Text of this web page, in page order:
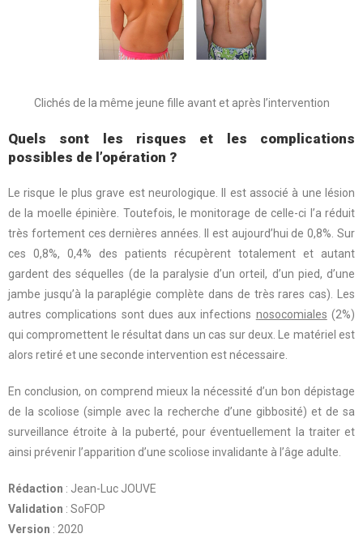
Clichés de la même jeune fille avant et après l’intervention
Quels sont les risques et les complications
possibles de l’opération ?
Le risque le plus grave est neurologique. Il est associé à une lésion
de la moelle épinière. Toutefois, le monitorage de celle-ci l’a réduit
très fortement ces dernières années. Il est aujourd’hui de 0,8%. Sur
ces 0,8%, 0,4% des patients récupèrent totalement et autant
gardent des séquelles (de la paralysie d’un orteil, d’un pied, d’une
jambe jusqu’à la paraplégie complète dans de très rares cas). Les
autres complications sont dues aux infections nosocomiales (2%)
qui compromettent le résultat dans un cas sur deux. Le matériel est
alors retiré et une seconde intervention est nécessaire.
En conclusion, on comprend mieux la nécessité d’un bon dépistage
de la scoliose (simple avec la recherche d’une gibbosité) et de sa
surveillance étroite à la puberté, pour éventuellement la traiter et
ainsi prévenir l’apparition d’une scoliose invalidante à l’âge adulte.
Rédaction : Jean-Luc JOUVE
Validation : SoFOP
Version : 2020